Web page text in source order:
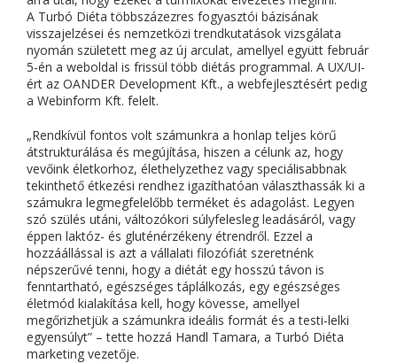
A Turbó Diéta többszázezres fogyasztói bázisának
visszajelzései és nemzetközi trendkutatások vizsgálata
nyomán született meg az új arculat, amellyel együtt február
5-én a weboldal is frissül több diétás programmal. A UX/UI-
ért az OANDER Development Kft., a webfejlesztésért pedig
a Webinform Kft. felelt.
„Rendkívül fontos volt számunkra a honlap teljes körű
átstrukturálása és megújítása, hiszen a célunk az, hogy
vevőink életkorhoz, élethelyzethez vagy speciálisabbnak
tekinthető étkezési rendhez igazíthatóan választhassák ki a
számukra legmegfelelőbb terméket és adagolást. Legyen
szó szülés utáni, változókori súlyfelesleg leadásáról, vagy
éppen laktóz- és gluténérzékeny étrendről. Ezzel a
hozzáállással is azt a vállalati filozófiát szeretnénk
népszerűvé tenni, hogy a diétát egy hosszú távon is
fenntartható, egészséges táplálkozás, egy egészséges
életmód kialakítása kell, hogy kövesse, amellyel
megőrizhetjük a számunkra ideális formát és a testi-lelki
egyensúlyt” – tette hozzá Handl Tamara, a Turbó Diéta
marketing vezetője.